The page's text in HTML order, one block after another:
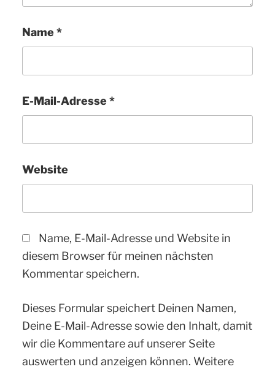
Name *
E-Mail-Adresse *
Website
Name, E-Mail-Adresse und Website in
diesem Browser für meinen nächsten
Kommentar speichern.
Dieses Formular speichert Deinen Namen,
Deine E-Mail-Adresse sowie den Inhalt, damit
wir die Kommentare auf unserer Seite
auswerten und anzeigen können. Weitere